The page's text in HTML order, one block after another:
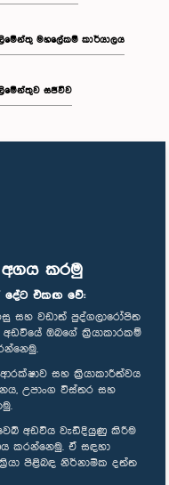
කරමු
එකඟ වේ:
සහ වඩාත් පුද්ගලාරෝපිත
ඔබගේ ක්‍රියාකාරකම්
සහ ක්‍රියාකාරීත්වය
උපාංග විස්තර සහ
අඩවිය වැඩිදියුණු කිරීම
කරන්නෙමු. ඒ සඳහා
පිළිබඳ නිර්නාමික දත්ත
මහලේකම් කාර්යාලය
සජීවීව